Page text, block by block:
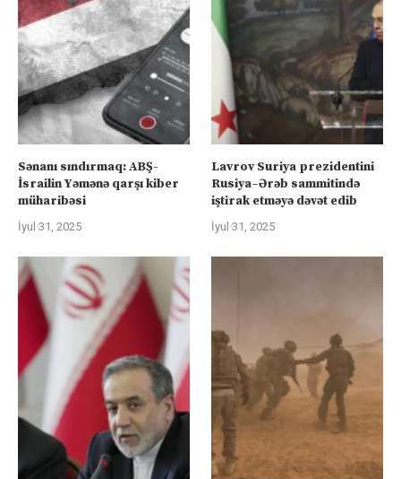
Sənanı sındırmaq: ABŞ-
İsrailin Yəmənə qarşı kiber
müharibəsi
İyul 31, 2025
Lavrov Suriya prezidentini
Rusiya–Ərəb sammitində
iştirak etməyə dəvət edib
İyul 31, 2025